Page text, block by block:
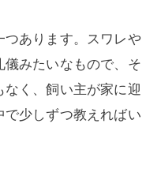
あります。スワレや
みたいなもので、そ
く、飼い主が家に迎
で少しずつ教えればい